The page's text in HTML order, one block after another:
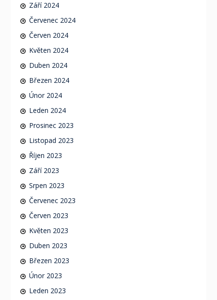
Září 2024
Červenec 2024
Červen 2024
Květen 2024
Duben 2024
Březen 2024
Únor 2024
Leden 2024
Prosinec 2023
Listopad 2023
Říjen 2023
Září 2023
Srpen 2023
Červenec 2023
Červen 2023
Květen 2023
Duben 2023
Březen 2023
Únor 2023
Leden 2023